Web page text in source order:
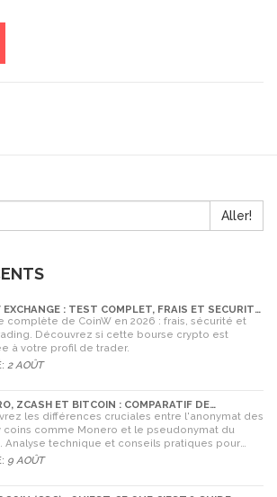
Aller!
EXCHANGE : TEST COMPLET, FRAIS ET SÉCURITÉ
complète de CoinW en 2026 : frais, sécurité et
Découvrez si cette bourse crypto est
à votre profil de trader.
2 AOÛT
ZCASH ET BITCOIN : COMPARATIF DE
EN 2026
les différences cruciales entre l'anonymat des
coins comme Monero et le pseudonymat du
Analyse technique et conseils pratiques pour
9 AOÛT